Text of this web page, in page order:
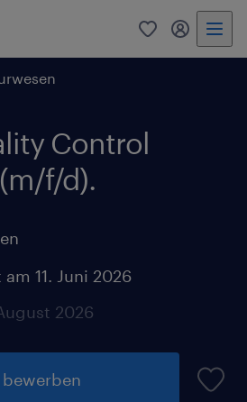
0 Mein
Control
f/d).
11. Juni 2026
2026